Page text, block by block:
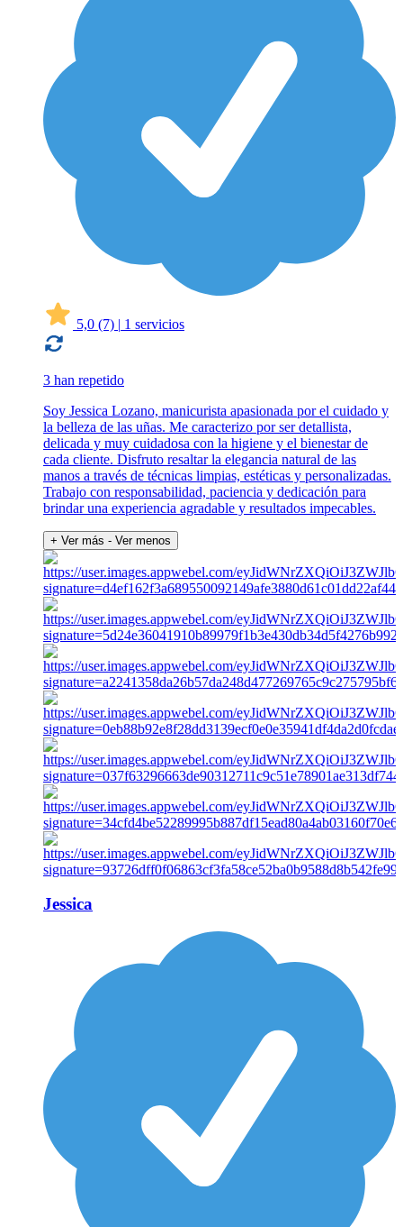
5,0 (7) | 1 servicios
3 han repetido
Soy Jessica Lozano, manicurista apasionada por el cuidado y
la belleza de las uñas. Me caracterizo por ser detallista,
delicada y muy cuidadosa con la higiene y el bienestar de
cada cliente. Disfruto resaltar la elegancia natural de las
manos a través de técnicas limpias, estéticas y personalizadas.
Trabajo con responsabilidad, paciencia y dedicación para
brindar una experiencia agradable y resultados impecables.
+ Ver más - Ver menos
Jessica